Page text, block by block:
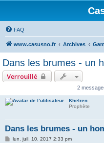
FAQ
www.casusno.fr Archives
Dans les brumes - un
Verrouillé
2
Khelren
Prophète
Dans les brumes - un
Mlun. juil. 10, 2017 2:33 pm